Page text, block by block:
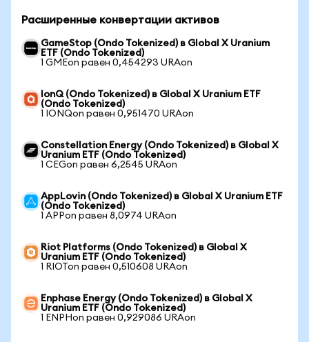
Расширенные конвертации активов
GameStop (Ondo Tokenized) в Global X Uranium
ETF (Ondo Tokenized)
1 GMEon равен 0,454293 URAon
IonQ (Ondo Tokenized) в Global X Uranium ETF
(Ondo Tokenized)
1 IONQon равен 0,951470 URAon
Constellation Energy (Ondo Tokenized) в Global X
Uranium ETF (Ondo Tokenized)
1 CEGon равен 6,2545 URAon
AppLovin (Ondo Tokenized) в Global X Uranium ETF
(Ondo Tokenized)
1 APPon равен 8,0974 URAon
Riot Platforms (Ondo Tokenized) в Global X
Uranium ETF (Ondo Tokenized)
1 RIOTon равен 0,510608 URAon
Enphase Energy (Ondo Tokenized) в Global X
Uranium ETF (Ondo Tokenized)
1 ENPHon равен 0,929086 URAon